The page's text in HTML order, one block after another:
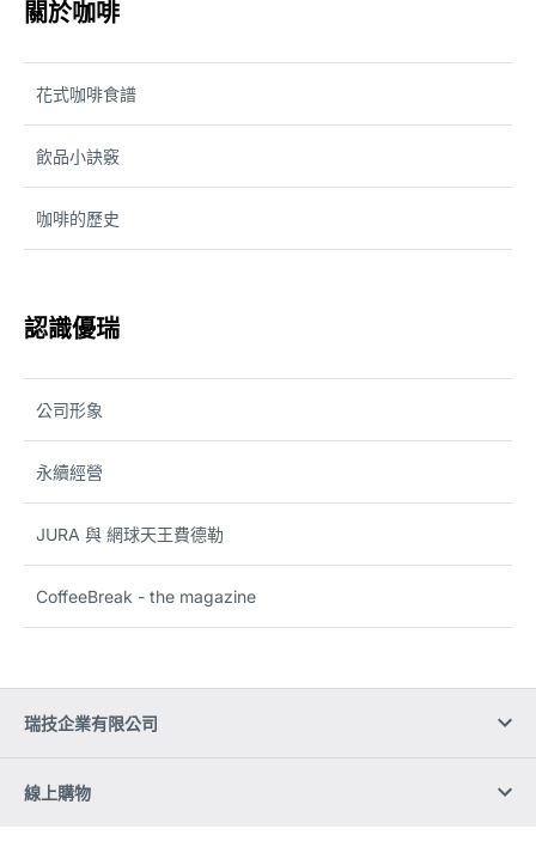
關於咖啡
花式咖啡食譜
飲品小訣竅
咖啡的歷史
認識優瑞
公司形象
永續經營
JURA 與 網球天王費德勒
CoffeeBreak - the magazine
瑞技企業有限公司
線上購物